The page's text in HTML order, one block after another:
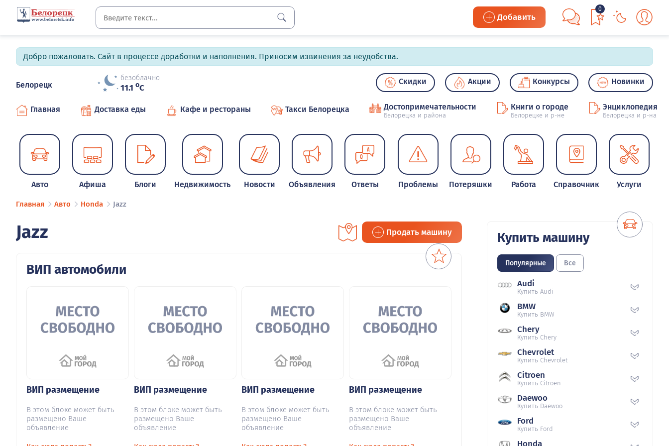
Добавить
0
Добро пожаловать. Сайт в процессе доработки и наполнения. Приносим извинения за неудобства.
Белорецк
безоблачно
11.1 oC
Скидки Акции Конкурсы Новинки
Главная Доставка еды Кафе и рестораны Такси Белорецка Достопримечательности
Белорецка и района
Книги о городе
Белорецке и р-не
Энциклопедия
Белорецка и р-на
Авто Афиша Блоги Недвижимость Новости Объявления Ответы Проблемы Потеряшки Работа Справочник Услуги
Главная Авто Honda Jazz
Jazz Продать машину
ВИП автомобили
ВИП размещение
В этом блоке может быть
размещено Ваше
объявление
ВИП размещение
В этом блоке может быть
размещено Ваше
объявление
ВИП размещение
В этом блоке может быть
размещено Ваше
объявление
ВИП размещение
В этом блоке может быть
размещено Ваше
объявление
Купить машину
Популярные Все
Audi
Купить Audi
BMW
Купить BMW
Chery
Купить Chery
Chevrolet
Купить Chevrolet
Citroen
Купить Citroen
Daewoo
Купить Daewoo
Ford
Купить Ford
Honda